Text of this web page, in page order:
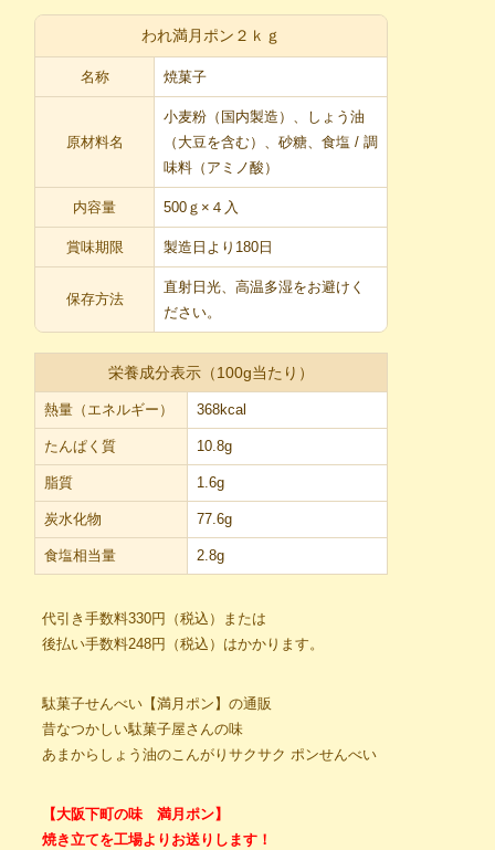
われ満月ポン２ｋｇ
名称 焼菓子
原材料名
小麦粉（国内製造）、しょう油
（大豆を含む）、砂糖、食塩 / 調
味料（アミノ酸）
内容量 500ｇ×４入
賞味期限 製造日より180日
保存方法
直射日光、高温多湿をお避けく
ださい。
栄養成分表示（100g当たり）
熱量（エネルギー） 368kcal
たんぱく質 10.8g
脂質 1.6g
炭水化物 77.6g
食塩相当量 2.8g
代引き手数料330円（税込）または
後払い手数料248円（税込）はかかります。
駄菓子せんべい【満月ポン】の通販
昔なつかしい駄菓子屋さんの味
あまからしょう油のこんがりサクサク ポンせんべい
【大阪下町の味 満月ポン】
焼き立てを工場よりお送りします！